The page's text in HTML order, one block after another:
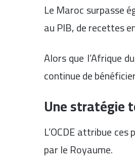
Le Maroc surpasse
au PIB, de recettes
Alors que l’Afrique
continue de
Une stratégie
L’OCDE attribue
par le Royaume.